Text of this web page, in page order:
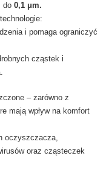
do 0,1 μm.
i pomaga ograniczyć
cząstek i
– zarówno z
mają wpływ na komfort